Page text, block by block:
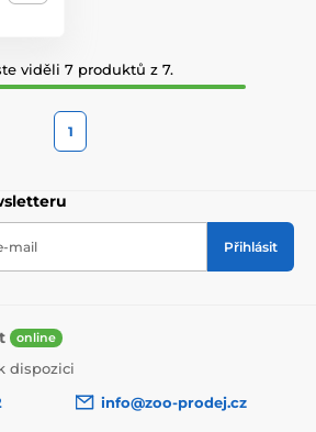
viděli 7 produktů z 7.
1
mail Přihlásit
online
dispozici
info@zoo-prodej.cz